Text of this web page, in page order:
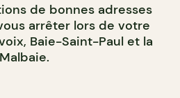
de bonnes adresses
arrêter lors de votre
Baie-Saint-Paul et la
Malbaie.